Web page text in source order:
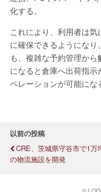
化する。
これにより、利用者は
に確保できるようにな
も、複雑な予約管理か
になると倉庫へ出荷指
ペレーションが可能にな
以前の投稿
CRE、茨城県守谷市で1万
の物流施設を開発
©